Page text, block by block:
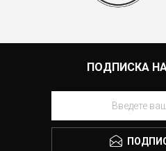
ПОДПИСКА